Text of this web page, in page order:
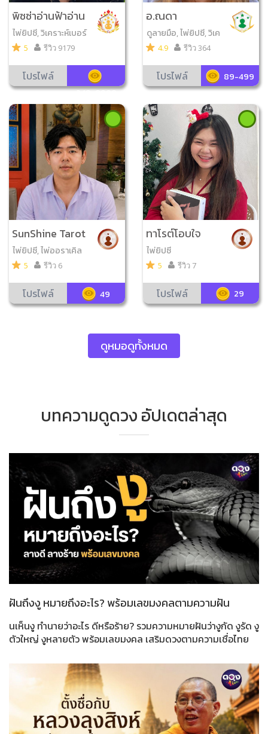
พิซซ่าอ่านฟ้าอ่าน
ดาว
ไพ่ยิปซี, วิเคราะห์เบอร์
มือถือ, ไพ่ออราเคิล, ไพ่
ญาณ, เลข7ตัว4ฐาน, ดู
ฤกษ์มงคล, ดูเลขมงค
คล
5 รีวิว 9179
โปรไฟล์
249-9999
อ.ณดา
ดูลายมือ, ไพ่ยิปซี, วิเค
ราะห์เบอร์มือถือ, ดูเลข
ตั้งชื่อมงคล
4.9 รีวิว 364
โปรไฟล์ 89-499
SunShine Tarot
ไพ่ยิปซี, ไพ่ออราเคิล
5 รีวิว 6
โปรไฟล์ 49
ทาโรต์โอบใจ
ไพ่ยิปซี
5 รีวิว 7
โปรไฟล์ 29
ดูหมอดูทั้งหมด
บทความดูดวง อัปเดตล่าสุด
ฝันถึงงู หมายถึงอะไร? พร้อมเลขมงคลตามความฝัน
นเห็นงู ทำนายว่าอะไร ดีหรือร้าย? รวมความหมายฝันว่างูกัด งูรัด งู
ตัวใหญ่ งูหลายตัว พร้อมเลขมงคล เสริมดวงตามความเชื่อไทย